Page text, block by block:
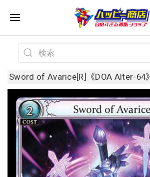
Sword of Avarice[R]《DOA Alter-64》